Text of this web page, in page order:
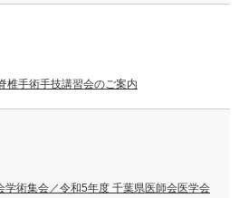
椎手術手技講習会のご案内
学術集会／令和5年度 千葉県医師会医学会